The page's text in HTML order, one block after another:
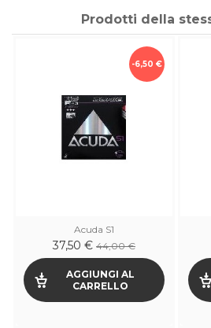
Prodotti della
-6,50 €
Acuda S1
37,50 € 44,00 €
AGGIUNGI AL
CARRELLO